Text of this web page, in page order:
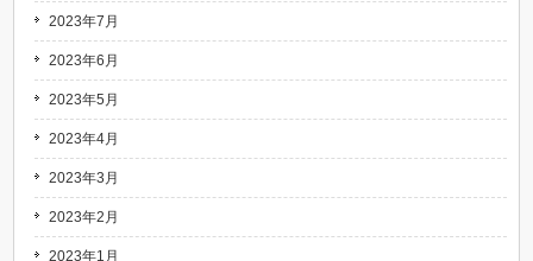
2023年7月
2023年6月
2023年5月
2023年4月
2023年3月
2023年2月
2023年1月